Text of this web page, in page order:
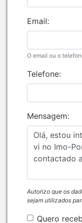
Email:
O email ou o
Telefone:
Mensagem:
Autorizo que os
sejam utilizados
Quero